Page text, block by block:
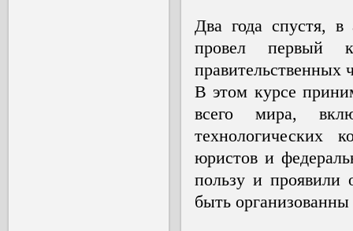
Два года спустя,
провел первый
правительственных
В этом курсе
всего мира,
технологических
юристов и
пользу и проявили
быть